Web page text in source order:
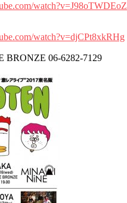
watch?v=djCPt8xkRHg
BRONZE 06-6282-7129